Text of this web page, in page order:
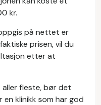
kr.
på nettet er
prisen, vil du
etter at
aller fleste, bør det
klinikk som har god